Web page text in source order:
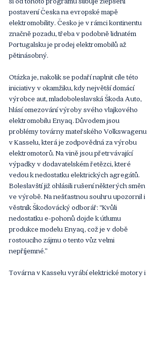
postavení Česka na evropské mapě
elektromobility. Česko je v rámci kontinentu
značně pozadu, třeba v podobně lidnatém
Portugalsku je prodej elektromobilů až
pětinásobný.
Otázka je, nakolik se podaří naplnit cíle této
iniciativy v okamžiku, kdy největší domácí
výrobce aut, mladoboleslavská Škoda Auto,
hlásí omezování výroby svého vlajkového
elektromobilu Enyaq. Důvodem jsou
problémy továrny mateřského Volkswagenu
v Kasselu, která je zodpovědná za výrobu
elektromotorů. Na vině jsou přetrvávající
výpadky v dodavatelském řetězci, které
vedou k nedostatku elektrických agregátů.
Boleslavští již ohlásili rušení některých směn
ve výrobě. Na nešťastnou souhru upozornil i
věstník Škodovácký odborář: “Kvůli
nedostatku e-pohonů dojde k útlumu
produkce modelu Enyaq, což je v době
rostoucího zájmu o tento vůz velmi
nepříjemné.”
Továrna v Kasselu vyrábí elektrické motory i